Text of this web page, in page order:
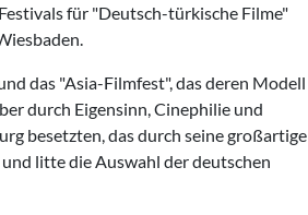
für "Deutsch-türkische Filme"
das "Asia-Filmfest", das deren Modell
durch Eigensinn, Cinephilie und
besetzten, das durch seine großartige
litte die Auswahl der deutschen